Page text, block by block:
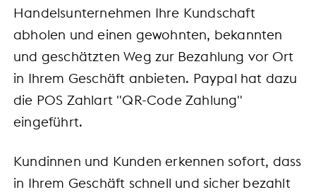
Handelsunternehmen Ihre Kundschaft
abholen und einen gewohnten, bekannten
und geschätzten Weg zur Bezahlung vor Ort
in Ihrem Geschäft anbieten. Paypal hat dazu
die POS Zahlart "QR-Code Zahlung"
eingeführt.
Kundinnen und Kunden erkennen sofort, dass
in Ihrem Geschäft schnell und sicher bezahlt